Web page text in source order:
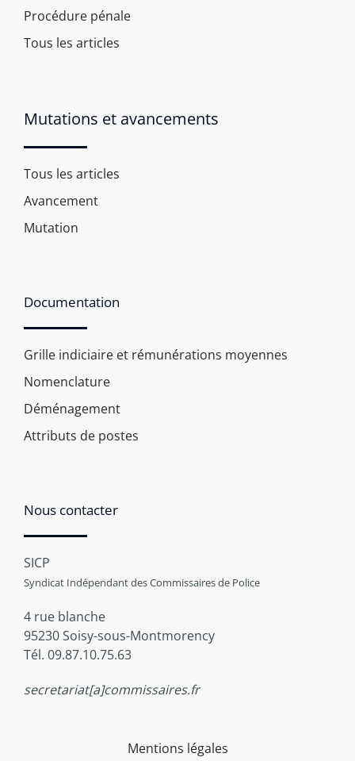
Procédure pénale
Tous les articles
Mutations et avancements
Tous les articles
Avancement
Mutation
Documentation
Grille indiciaire et rémunérations moyennes
Nomenclature
Déménagement
Attributs de postes
Nous contacter
SICP
Syndicat Indépendant des Commissaires de Police
4 rue blanche
95230 Soisy-sous-Montmorency
Tél. 09.87.10.75.63
secretariat[a]commissaires.fr
Mentions légales